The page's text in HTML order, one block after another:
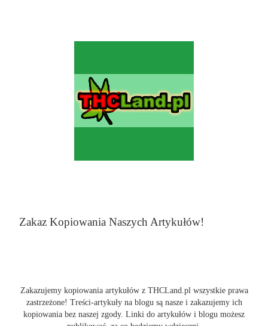
Zakaz Kopiowania Naszych Artykułów!
Zakazujemy kopiowania artykułów z THCLand.pl wszystkie prawa
zastrzeżone! Treści-artykuły na blogu są nasze i zakazujemy ich
kopiowania bez naszej zgody. Linki do artykułów i blogu możesz